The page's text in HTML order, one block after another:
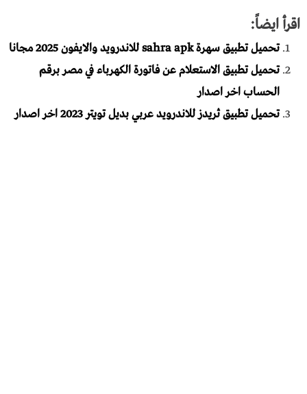
اقرأ ايضاً:
تحميل تطبيق سهرة sahra apk للاندرويد والايفون 2025 مجانا
تحميل تطبيق الاستعلام عن فاتورة الكهرباء في مصر برقم
الحساب اخر اصدار
تحميل تطبيق ثريدز للاندرويد عربي بديل تويتر 2023 اخر اصدار